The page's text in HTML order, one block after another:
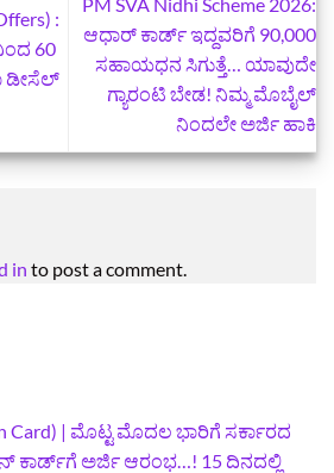
:
60
ಡೀಸೆಲ್
ಆಧಾರ್‌ ಕಾರ್ಡ್‌ ಇದ್ದವರಿಗೆ 90,000
ಸಹಾಯಧನ ಸಿಗುತ್ತೆ… ಯಾವುದೇ
ಗ್ಯಾರಂಟಿ ಬೇಡ! ನಿಮ್ಮ ಮೊಬೈಲ್‌
ನಿಂದಲೇ ಅರ್ಜಿ ಹಾಕಿ
in to post a comment.
Card) | ಮೊಟ್ಟ ಮೊದಲ ಭಾರಿಗೆ ಸರ್ಕಾರದ
ಕಾರ್ಡ್‌ಗೆ ಅರ್ಜಿ ಆರಂಭ…! 15 ದಿನದಲ್ಲಿ